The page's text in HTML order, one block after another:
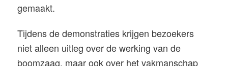
gemaakt.
Tijdens de demonstraties krijgen bezoekers
niet alleen uitleg over de werking van de
boomzaag, maar ook over het vakmanschap